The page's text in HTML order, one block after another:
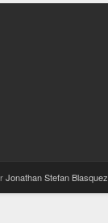
Jonathan Stefan Blasquez